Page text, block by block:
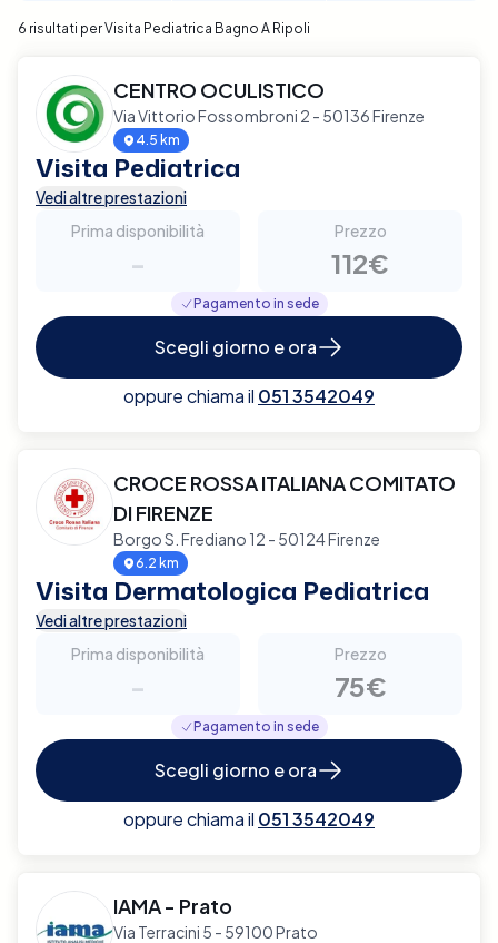
6 risultati per Visita Pediatrica Bagno A Ripoli
CENTRO OCULISTICO
Via Vittorio Fossombroni 2 - 50136 Firenze
4.5 km
Visita Pediatrica
Vedi altre prestazioni
Prima disponibilità
-
Prezzo
112€
Pagamento in sede
Scegli giorno e ora
oppure chiama il 051 3542049
CROCE ROSSA ITALIANA COMITATO
DI FIRENZE
Borgo S. Frediano 12 - 50124 Firenze
6.2 km
Visita Dermatologica Pediatrica
Vedi altre prestazioni
Prima disponibilità
-
Prezzo
75€
Pagamento in sede
Scegli giorno e ora
oppure chiama il 051 3542049
IAMA - Prato
Via Terracini 5 - 59100 Prato